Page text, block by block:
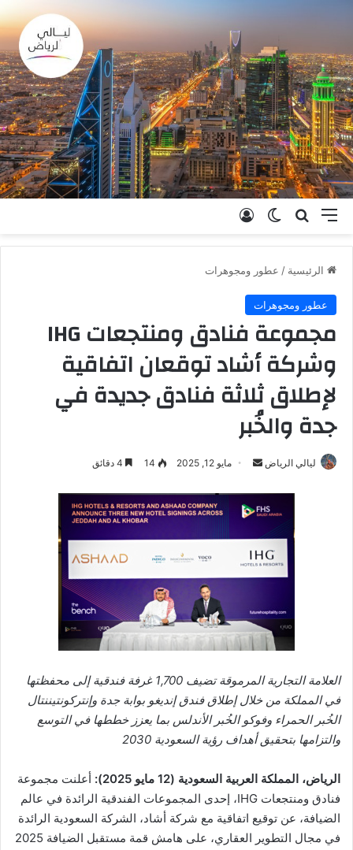
القائمة بحث عنالوضع المظلم
الرئيسية / عطور ومجوهرات
عطور ومجوهرات
مجموعة فنادق ومنتجعات IHG
وشركة أشاد توقعان اتفاقية
لإطلاق ثلاثة فنادق جديدة في
جدة والخُبر
ليالي الرياض
ل
ب
ر
ي
ا
إ
ل
و
ن
ا
مايو 12, 2025 14
العلامة التجارية المرموقة تضيف 1,700 غرفة فندقية إلى محفظتها
في المملكة من خلال إطلاق فندق إنديغو بوابة جدة وإنتركونتيننتال
الخُبر الحمراء وفوكو الخُبرالأندلس بما يعزز خططها في التوسع
والتزامها بتحقيق أهداف رؤية السعودية 2030
الرياض، المملكة العربية السعودية (12 مايو 2025):
أعلنت مجموعة
فنادق ومنتجعات IHG، إحدى المجموعات الفندقية الرائدة في عالم
الضيافة، عن توقيع اتفاقية مع شركة أشاد، الشركة السعودية الرائدة
في مجال التطوير العقاري، على هامش قمة مستقبل الضيافة 2025